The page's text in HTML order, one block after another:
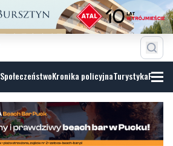
SpołeczeństwoKronika policyjnaTurystyka